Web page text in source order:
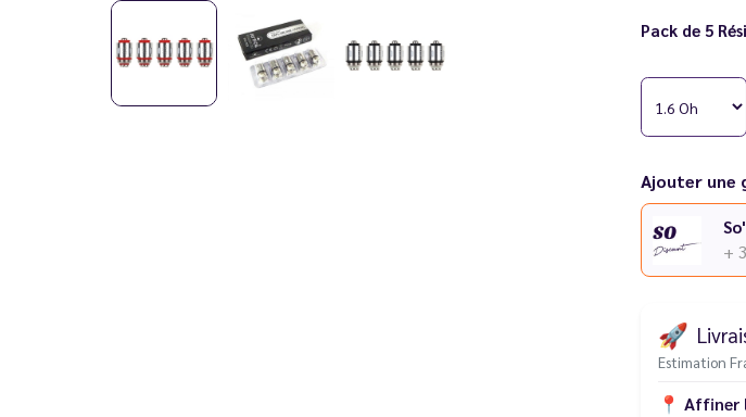
Pack de 5
Ajouter une
+
🚀
Estimation
📍 Affiner